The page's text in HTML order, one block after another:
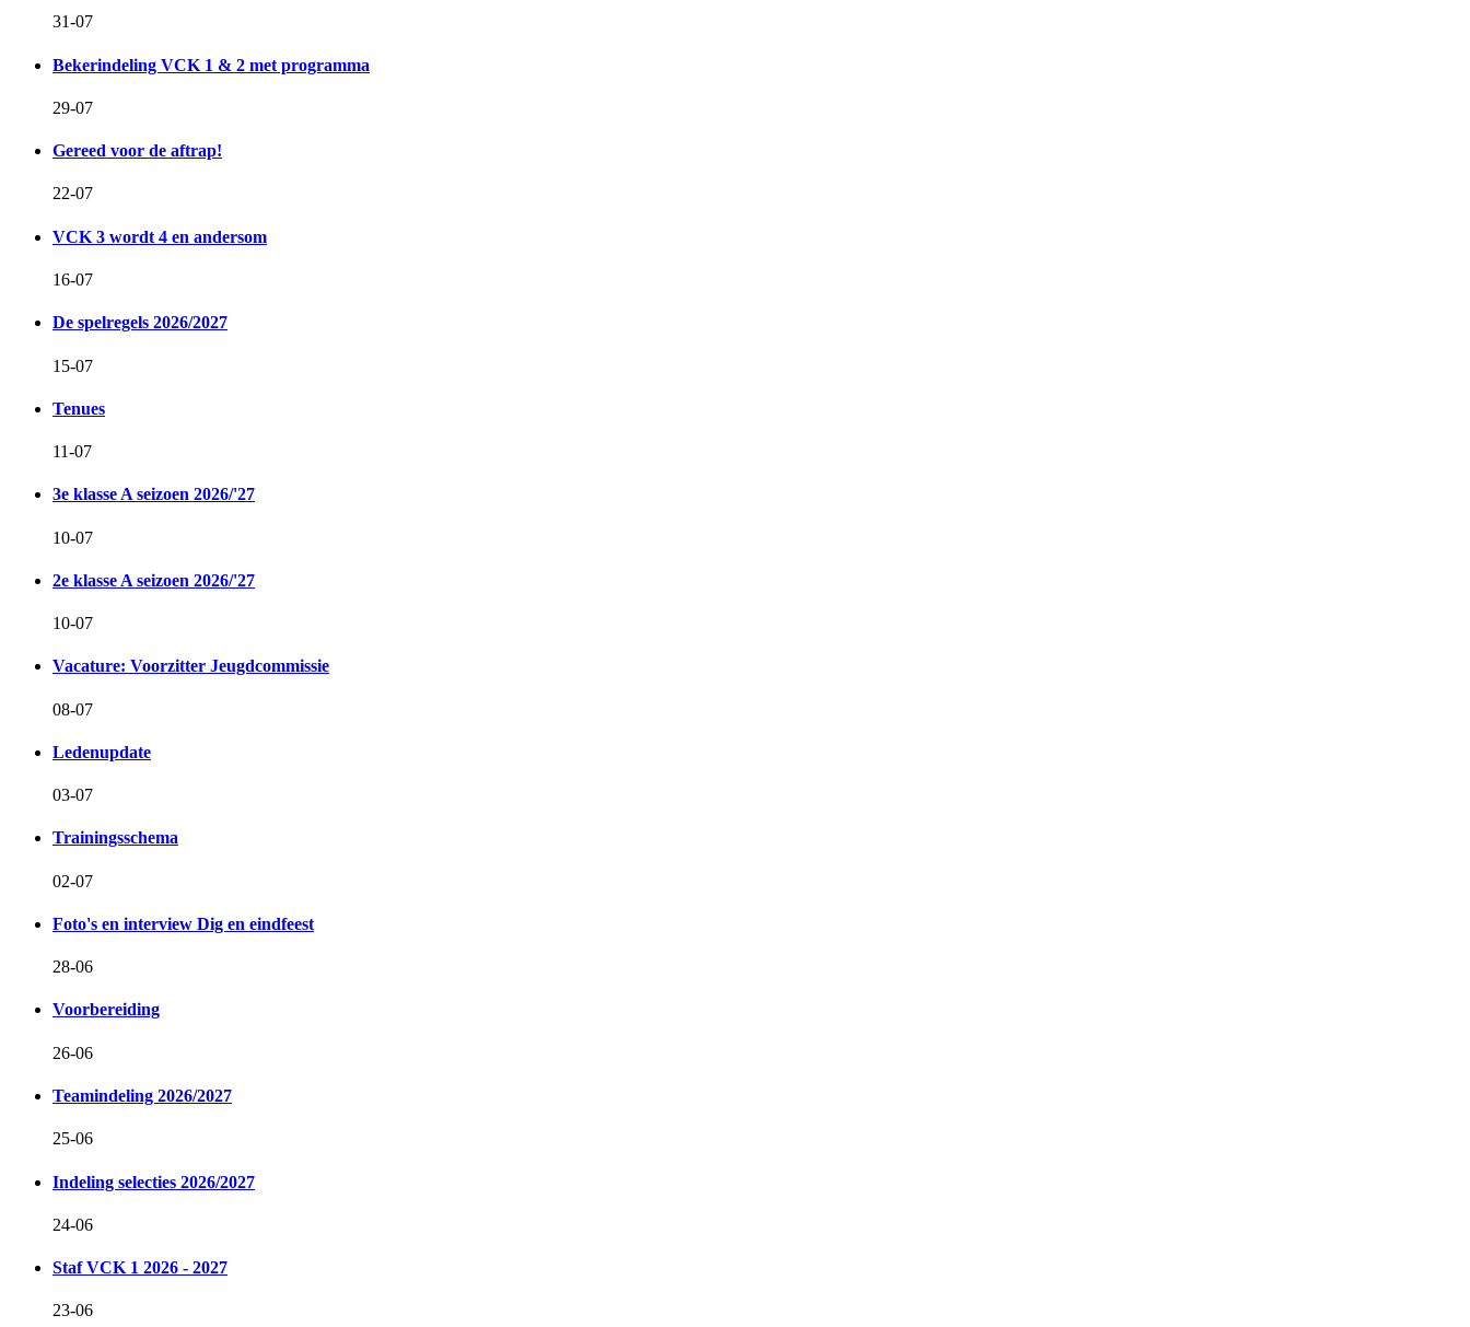
31-07
Bekerindeling VCK 1 & 2 met programma
29-07
Gereed voor de aftrap!
22-07
VCK 3 wordt 4 en andersom
16-07
De spelregels 2026/2027
15-07
Tenues
11-07
3e klasse A seizoen 2026/'27
10-07
2e klasse A seizoen 2026/'27
10-07
Vacature: Voorzitter Jeugdcommissie
08-07
Ledenupdate
03-07
Trainingsschema
02-07
Foto's en interview Dig en eindfeest
28-06
Voorbereiding
26-06
Teamindeling 2026/2027
25-06
Indeling selecties 2026/2027
24-06
Staf VCK 1 2026 - 2027
23-06